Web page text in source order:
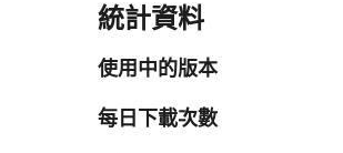
統計資料
使用中的版本
每日下載次數